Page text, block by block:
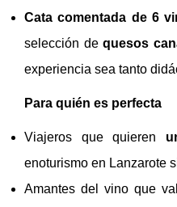
Cata comentada de 6
selección dequesos
experiencia sea tanto
Para quién es perfecta
Viajeros que quieren
enoturismo en Lanzarote
Amantes del vino que